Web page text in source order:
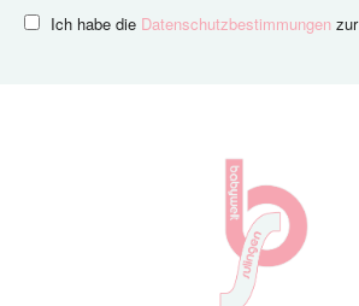
Ich habe die Datenschutzbestimmungen